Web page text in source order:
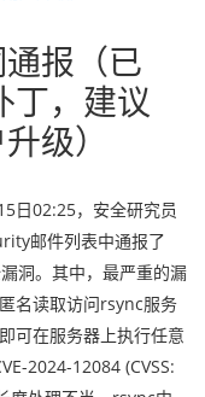
通报（已
丁，建议
级）
日02:25，安全研究员
邮件列表中通报了
洞。其中，最严重的漏
名读取访问rsync服务
可在服务器上执行任意
2024-12084 (CVSS: